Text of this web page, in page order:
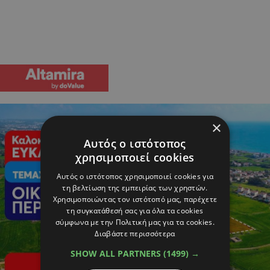
×
Αυτός ο ιστότοπος
χρησιμοποιεί cookies
Αυτός ο ιστότοπος χρησιμοποιεί cookies για
τη βελτίωση της εμπειρίας των χρηστών.
Χρησιμοποιώντας τον ιστότοπό μας, παρέχετε
τη συγκατάθεσή σας για όλα τα cookies
σύμφωνα με την Πολιτική μας για τα cookies.
Διαβάστε περισσότερα
SHOW ALL PARTNERS (1499) →